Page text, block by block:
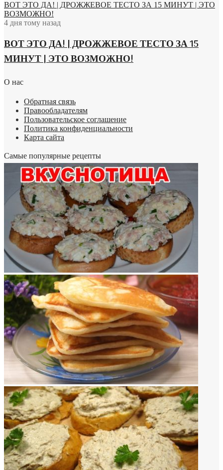
ВОТ ЭТО ДА! | ДРОЖЖЕВОЕ ТЕСТО ЗА 15 МИНУТ | ЭТО
ВОЗМОЖНО!
4 дня тому назад
ВОТ ЭТО ДА! | ДРОЖЖЕВОЕ ТЕСТО ЗА 15
МИНУТ | ЭТО ВОЗМОЖНО!
О нас
Обратная связь
Правообладателям
Пользовательское соглашение
Политика конфиденциальности
Карта сайта
Самые популярные рецепты